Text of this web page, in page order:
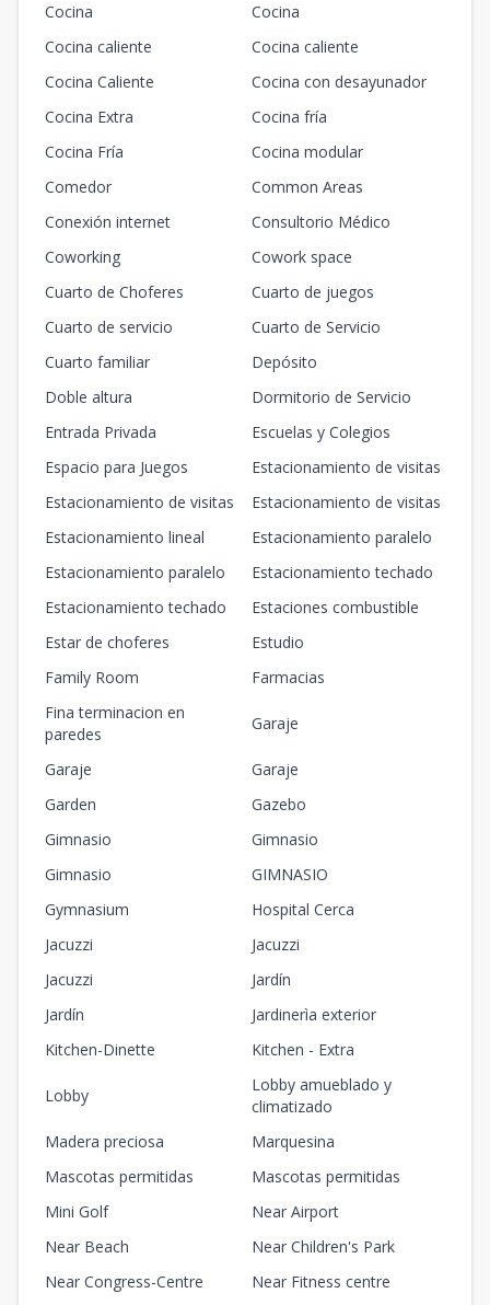
Cocina
Cocina
Cocina caliente
Cocina caliente
Cocina Caliente
Cocina con desayunador
Cocina Extra
Cocina fría
Cocina Fría
Cocina modular
Comedor
Common Areas
Conexión internet
Consultorio Médico
Coworking
Cowork space
Cuarto de Choferes
Cuarto de juegos
Cuarto de servicio
Cuarto de Servicio
Cuarto familiar
Depósito
Doble altura
Dormitorio de Servicio
Entrada Privada
Escuelas y Colegios
Espacio para Juegos
Estacionamiento de visitas
Estacionamiento de visitas
Estacionamiento de visitas
Estacionamiento lineal
Estacionamiento paralelo
Estacionamiento paralelo
Estacionamiento techado
Estacionamiento techado
Estaciones combustible
Estar de choferes
Estudio
Family Room
Farmacias
Fina terminacion en
paredes
Garaje
Garaje
Garaje
Garden
Gazebo
Gimnasio
Gimnasio
Gimnasio
GIMNASIO
Gymnasium
Hospital Cerca
Jacuzzi
Jacuzzi
Jacuzzi
Jardín
Jardín
Jardinerìa exterior
Kitchen-Dinette
Kitchen - Extra
Lobby
Lobby amueblado y
climatizado
Madera preciosa
Marquesina
Mascotas permitidas
Mascotas permitidas
Mini Golf
Near Airport
Near Beach
Near Children's Park
Near Congress-Centre
Near Fitness centre